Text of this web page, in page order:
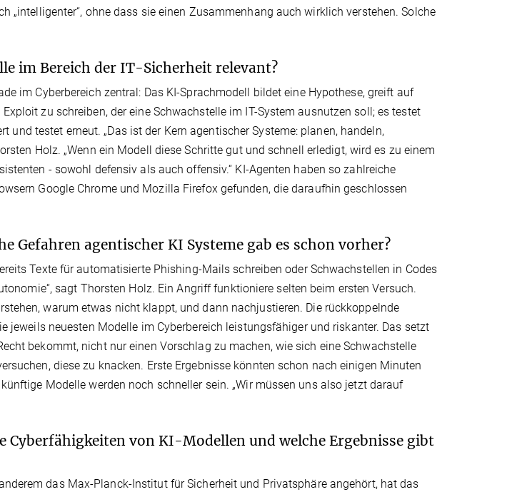
„intelligenter“, ohne dass sie einen Zusammenhang auch wirklich verstehen. Solche
im Bereich der IT-Sicherheit relevant?
im Cyberbereich zentral: Das KI-Sprachmodell bildet eine Hypothese, greift auf
zu schreiben, der eine Schwachstelle im IT-System ausnutzen soll; es testet
und testet erneut. „Das ist der Kern agentischer Systeme: planen, handeln,
Holz. „Wenn ein Modell diese Schritte gut und schnell erledigt, wird es zu einem
- sowohl defensiv als auch offensiv.“ KI-Agenten haben so zahlreiche
Google Chrome und Mozilla Firefox gefunden, die daraufhin geschlossen
Gefahren agentischer KI Systeme gab es schon vorher?
Texte für automatisierte Phishing-Mails schreiben oder Schwachstellen in Codes
sagt Thorsten Holz. Ein Angriff funktioniere selten beim ersten Versuch.
warum etwas nicht klappt, und dann nachjustieren. Die rückkoppelnde
jeweils neuesten Modelle im Cyberbereich leistungsfähiger und riskanter. Das setzt
bekommt, nicht nur einen Vorschlag zu machen, wie sich eine Schwachstelle
diese zu knacken. Erste Ergebnisse könnten schon nach einigen Minuten
Modelle werden noch schneller sein. „Wir müssen uns also jetzt darauf
Cyberfähigkeiten von KI-Modellen und welche Ergebnisse gibt
das Max-Planck-Institut für Sicherheit und Privatsphäre angehört, hat das